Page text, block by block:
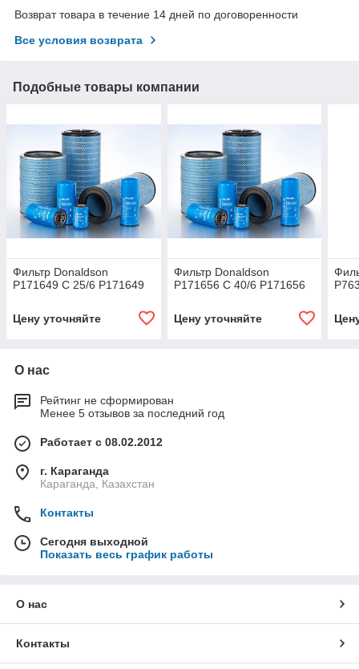
Возврат товара в течение 14 дней по договоренности
Все условия возврата
Подобные товары компании
Фильтр Donaldson
P171649 C 25/6 P171649
Цену уточняйте
Фильтр Donaldson
P171656 C 40/6 P171656
Цену уточняйте
О нас
Рейтинг не сформирован
Менее 5 отзывов за последний год
Работает с 08.02.2012
г. Караганда
Караганда, Казахстан
Контакты
Сегодня выходной
Показать весь график работы
О нас
Контакты